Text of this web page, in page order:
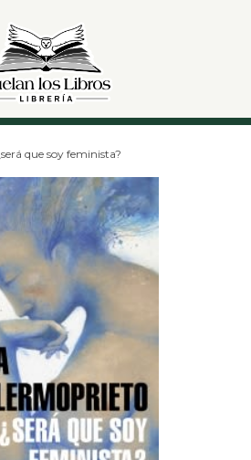
que soy feminista?